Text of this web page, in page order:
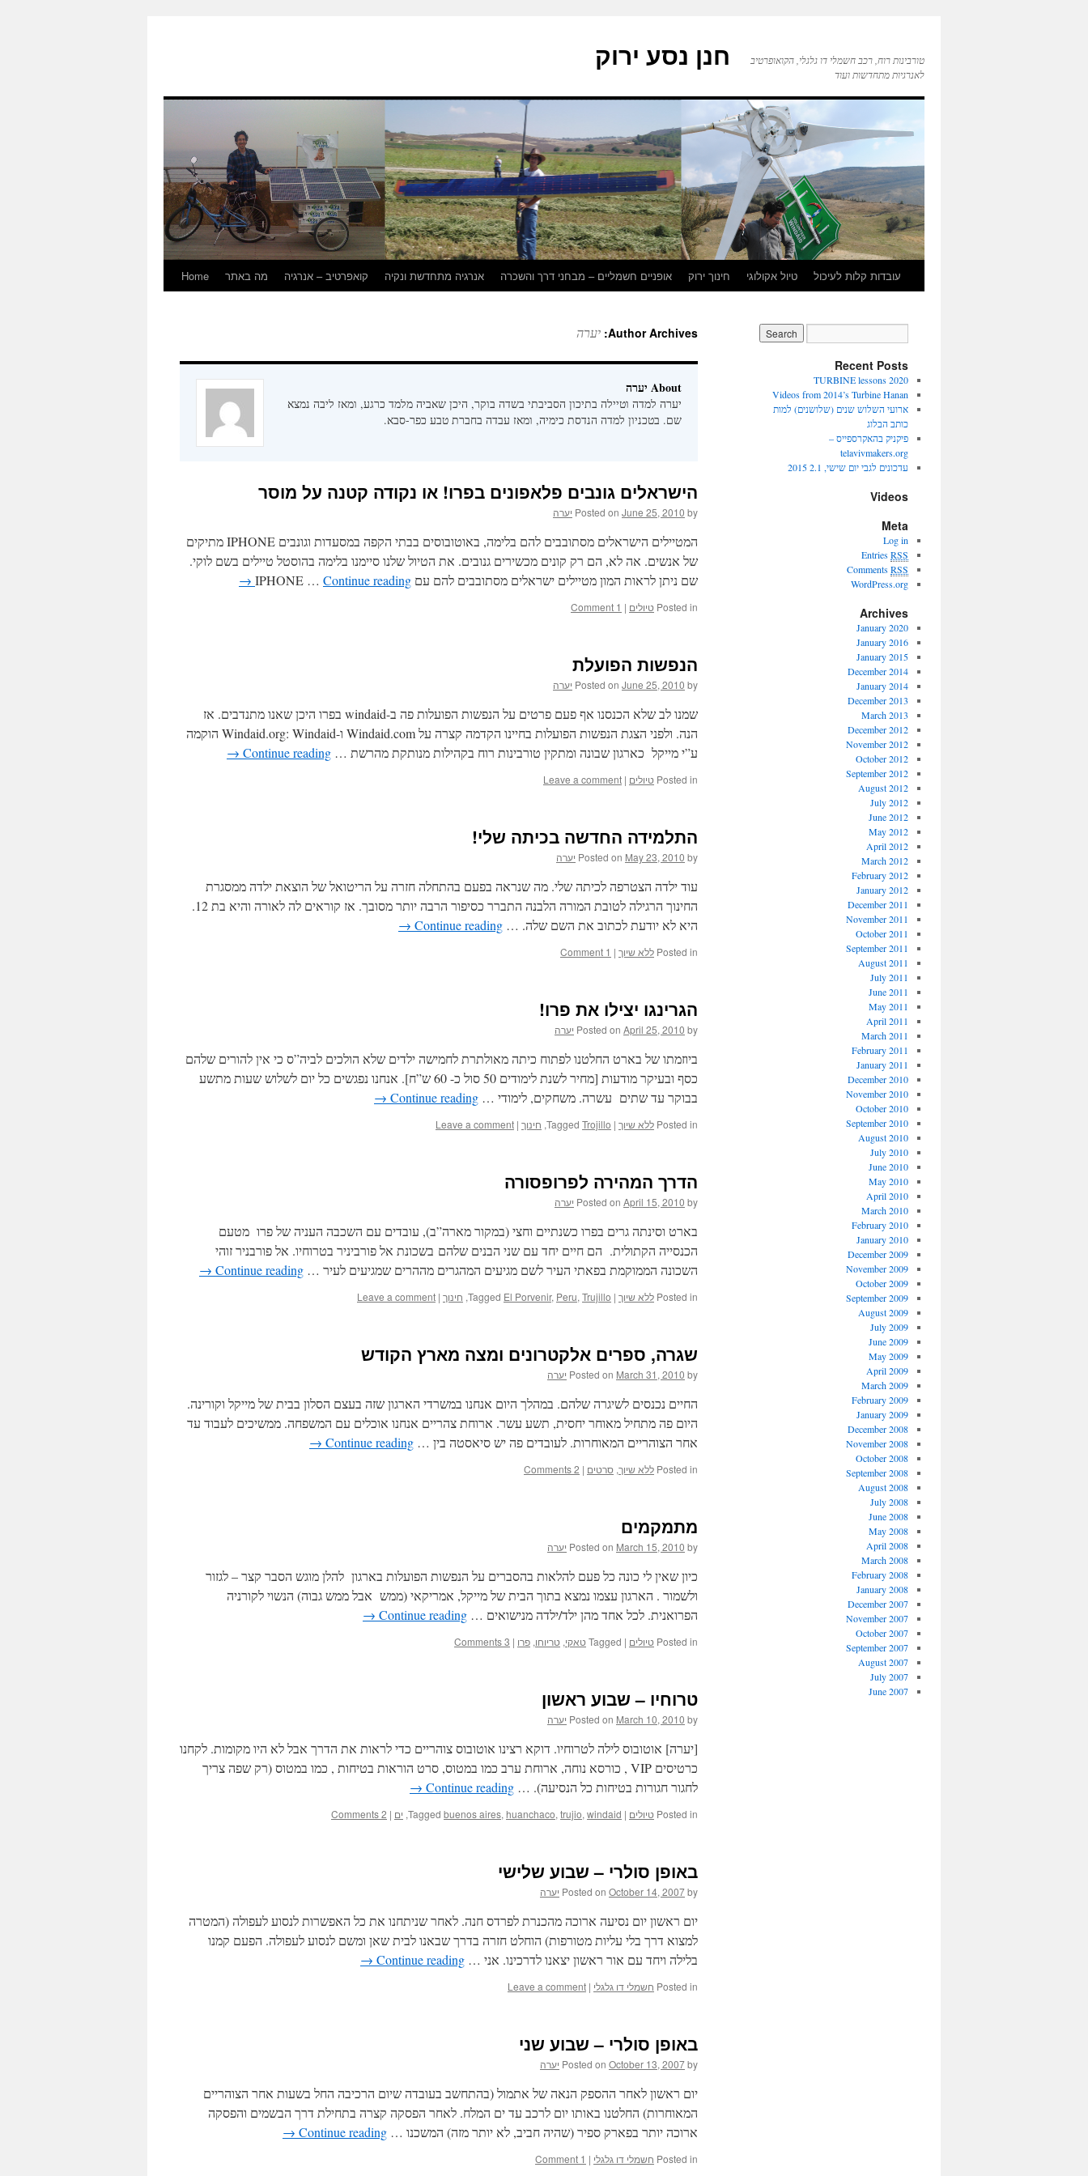
חנן נסע ירוק
טורבינות רוח, רכב חשמלי דו גלגלי, הקואופרטיב
לאנרגיות מתחדשות ועוד
Skip
Home מה באתר קואפרטיב – אנרגיה אנרגיה מתחדשת ונקיה אופניים חשמליים – מבחני דרך והשכרה חינוך ירוק טיול אקולוגי עובדות קלות לעיכול
Author Archives: יערה
About יערה
יערה למדה וטיילה בתיכון הסביבתי בשדה בוקר, היכן שאביה מלמד כרגע, ומאז ליבה נמצא
שם. בטכניון למדה הנדסת כימיה, ומאז עבדה בחברת טבע כפר-סבא.
הישראלים גונבים פלאפונים בפרו! או נקודה קטנה על מוסר
Posted on June 25, 2010 by יערה
המטיילים הישראלים מסתובבים להם בלימה, באוטובוסים בבתי הקפה במסעדות וגונבים IPHONE מתיקים
של אנשים. אה לא, הם רק קונים מכשירים גנובים. את הטיול שלנו סיימנו בלימה בהוסטל טיילים בשם לוקי.
שם ניתן לראות המון מטיילים ישראלים מסתובבים להם עם IPHONE … Continue reading
→
Posted in טיולים |
1 Comment
הנפשות הפועלת
Posted on June 25, 2010 by יערה
שמנו לב שלא הכנסנו אף פעם פרטים על הנפשות הפועלות פה ב-windaid בפרו היכן שאנו מתנדבים. אז
הנה. ולפני הצגת הנפשות הפועלות בחיינו הקדמה קצרה על Windaid.com ו-Windaid.org: Windaid הוקמה
ע”י מייקל כארגון שבונה ומתקין טורבינות רוח בקהילות מנותקת מהרשת … Continue reading
→
Posted in טיולים |
Leave a comment
התלמידה החדשה בכיתה שלי!
Posted on May 23, 2010 by יערה
עוד ילדה הצטרפה לכיתה שלי. מה שנראה בפעם בהתחלה חזרה על הריטואל של הוצאת ילדה ממסגרת
החינוך הרגילה לטובת המורה הלבנה התברר כסיפור הרבה יותר מסובך. אז קוראים לה לאורה והיא בת 12.
היא לא יודעת לכתוב את השם שלה. … Continue reading
→
Posted in ללא שיוך |
1 Comment
הגרינגו יצילו את פרו!
Posted on April 25, 2010 by יערה
ביוזמתו של בארט החלטנו לפתוח כיתה מאולתרת לחמישה ילדים שלא הולכים לביה”ס כי אין להורים שלהם
כסף ובעיקר מודעות [מחיר לשנת לימודים 50 סול כ- 60 ש”ח]. אנחנו נפגשים כל יום לשלוש שעות מתשע
בבוקר עד שתים עשרה. משחקים, לימודי … Continue reading
→
Posted in ללא שיוך |
Tagged Trojillo
, חינוך |
Leave a comment
הדרך המהירה לפרופסורה
Posted on April 15, 2010 by יערה
בארט וסינתה גרים בפרו כשנתיים וחצי (במקור מארה”ב), עובדים עם השכבה העניה של פרו מטעם
הכנסייה הקתולית. הם חיים יחד עם שני הבנים שלהם בשכונת אל פורביניר בטרוחיו. אל פורבניר זוהי
השכונה הממוקמת בפאתי העיר לשם מגיעים המהגרים מההרים שמגיעים לעיר … Continue reading
→
Posted in ללא שיוך |
Tagged El Porvenir, Peru, Trujillo
, חינוך |
Leave a comment
שגרה, ספרים אלקטרונים ומצה מארץ הקודש
Posted on March 31, 2010 by יערה
החיים נכנסים לשיגרה שלהם. במהלך היום אנחנו במשרדי הארגון שזה בעצם הסלון בבית של מייקל וקורינה.
היום פה מתחיל מאוחר יחסית, תשע עשר. ארוחת צהריים אנחנו אוכלים עם המשפחה. ממשיכים לעבוד עד
אחר הצוהריים המאוחרות. לעובדים פה יש סיאסטה בין … Continue reading
→
Posted in ללא שיוך, סרטים |
2 Comments
מתמקמים
Posted on March 15, 2010 by יערה
כיון שאין לי כונה כל פעם להלאות בהסברים על הנפשות הפועלות בארגון להלן מוגש הסבר קצר – לגזור
ולשמור . הארגון עצמו נמצא בתוך הבית של מייקל, אמריקאי (ממש אבל ממש גבוה) הנשוי לקורניה
הפרואנית. לכל אחד מהן ילד/ילדה מנישואים … Continue reading
→
Posted in טיולים |
Tagged טאקי, טריוחו, פרו |
3 Comments
טרוחיו – שבוע ראשון
Posted on March 10, 2010 by יערה
[יערה] אוטובוס לילה לטרוחיו. דוקא רצינו אוטובוס צוהריים כדי לראות את הדרך אבל לא היו מקומות. לקחנו
כרטיסים VIP , כורסא נוחה, ארוחת ערב כמו במטוס, סרט הוראות בטיחות , כמו במטוס (רק שפה צריך
לחגור חגורות בטיחות כל הנסיעה). … Continue reading
→
Posted in טיולים |
Tagged buenos aires, huanchaco, trujio, windaid
, ים |
2 Comments
באופן סולרי – שבוע שלישי
Posted on October 14, 2007by יערה
יום ראשון יום נסיעה ארוכה מהכנרת לפרדס חנה. לאחר שניתחנו את כל האפשרות לנסוע לעפולה (המטרה
למצוא דרך בלי עליות מטורפות) הוחלט חזרה בדרך שבאנו לבית שאן ומשם לנסוע לעפולה. הפעם קמנו
בלילה ויחד עם אור ראשון יצאנו לדרכינו. אני … Continue reading
→
Posted in חשמלי דו גלגלי |
Leave a comment
באופן סולרי – שבוע שני
Posted on October 13, 2007by יערה
יום ראשון לאחר ההספק הנאה של אתמול (בהתחשב בעובדה שיום הרכיבה החל בשעות אחר הצוהריים
המאוחרות) החלטנו באותו יום לרכב עד ים המלח. לאחר הפסקה קצרה בתחילת דרך הבשמים והפסקה
ארוכה יותר בפארק ספיר (שהיה חביב, לא יותר מזה) המשכנו … Continue reading
→
Posted in חשמלי דו גלגלי |
1 Comment
Recent Posts
2020 TURBINE lessons
Videos from 2014’s Turbine Hanan
ארועי השלוש שנים (שלושנים) למות
כותב הבלוג
פיקניק בהאקרספייס –
telavivmakers.org
עדכונים לגבי יום שישי, 2.1 2015
Videos
Meta
Log in
EntriesRSS
CommentsRSS
WordPress.org
Archives
January 2020
January 2016
January 2015
December 2014
January 2014
December 2013
March 2013
December 2012
November 2012
October 2012
September 2012
August 2012
July 2012
June 2012
May 2012
April 2012
March 2012
February 2012
January 2012
December 2011
November 2011
October 2011
September 2011
August 2011
July 2011
June 2011
May 2011
April 2011
March 2011
February 2011
January 2011
December 2010
November 2010
October 2010
September 2010
August 2010
July 2010
June 2010
May 2010
April 2010
March 2010
February 2010
January 2010
December 2009
November 2009
October 2009
September 2009
August 2009
July 2009
June 2009
May 2009
April 2009
March 2009
February 2009
January 2009
December 2008
November 2008
October 2008
September 2008
August 2008
July 2008
June 2008
May 2008
April 2008
March 2008
February 2008
January 2008
December 2007
November 2007
October 2007
September 2007
August 2007
July 2007
June 2007